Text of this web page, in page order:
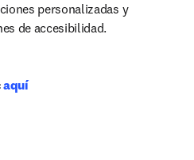
personalizadas y
de accesibilidad.
aquí